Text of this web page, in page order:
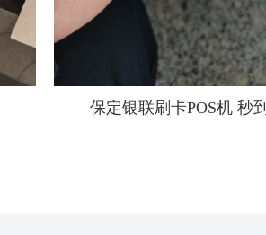
保定银联刷卡POS机 秒到